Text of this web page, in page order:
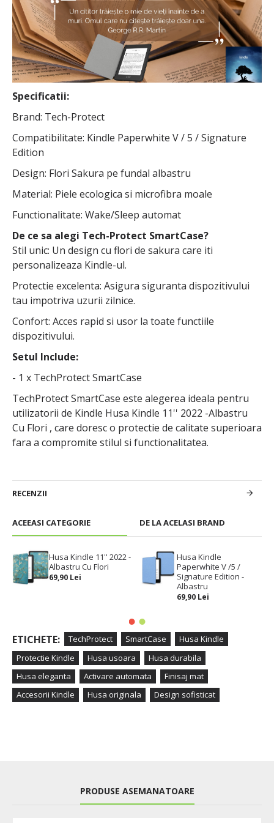
ACEEASI CATEGORIE DE LA ACELASI BRAND
Husa Kindle 11'' 2022 -
Albastru Cu Flori
69,90 Lei
Husa Kindle
Paperwhite V /5 /
Signature Edition -
Albastru
69,90 Lei
Specificatii:
Brand: Tech-Protect
Compatibilitate: Kindle Paperwhite V / 5 / Signature
Edition
Design: Flori Sakura pe fundal albastru
Material: Piele ecologica si microfibra moale
Functionalitate: Wake/Sleep automat
De ce sa alegi Tech-Protect SmartCase?
Stil unic: Un design cu flori de sakura care iti
personalizeaza Kindle-ul.
Protectie excelenta: Asigura siguranta dispozitivului
tau impotriva uzurii zilnice.
Confort: Acces rapid si usor la toate functiile
dispozitivului.
Setul Include:
- 1 x TechProtect SmartCase
TechProtect SmartCase este alegerea ideala pentru
utilizatorii de Kindle Husa Kindle 11'' 2022 -Albastru
Cu Flori , care doresc o protectie de calitate superioara
fara a compromite stilul si functionalitatea.
RECENZII
ETICHETE: TechProtect SmartCase
Husa Kindle
Protectie Kindle
Husa usoara
Husa durabila
Husa eleganta
Activare automata
Finisaj mat
Accesorii Kindle
Husa originala Design sofisticat
PRODUSE ASEMANATOARE